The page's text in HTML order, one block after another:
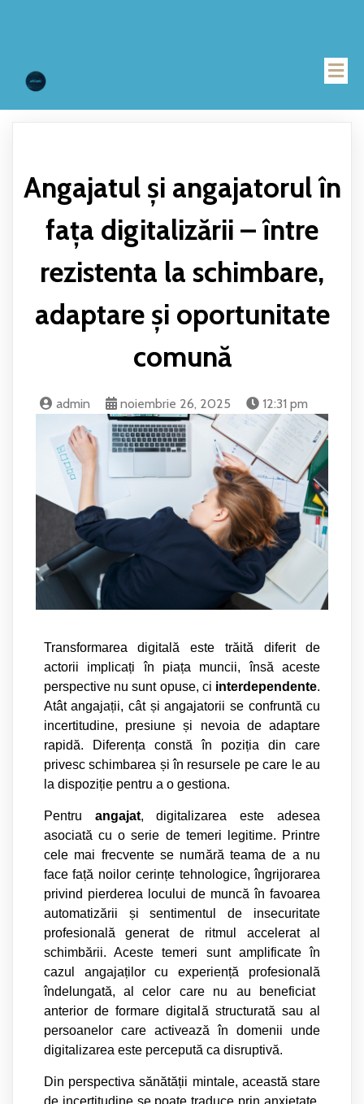
Angajatul și angajatorul în
fața digitalizării – între
rezistenta la schimbare,
adaptare și oportunitate
comună
admin noiembrie 26, 2025 12:31 pm
Transformarea digitală este trăită diferit de
actorii implicați în piața muncii, însă aceste
perspective nu sunt opuse, ci interdependente.
Atât angajații, cât și angajatorii se confruntă cu
incertitudine, presiuneși nevoia de adaptare
rapidă. Diferența constă în poziția din care
privesc schimbarea și în resursele pe care le au
la dispoziție pentru a o gestiona.
Pentru angajat, digitalizarea este adesea
asociată cu o serie de temeri legitime. Printre
cele mai frecvente se numără teama de a nu
face față noilor cerințe tehnologice, îngrijorarea
privind pierderea locului de muncă în favoarea
automatizării și sentimentul de insecuritate
profesional ă generat de ritmul accelerat al
schimbării. Aceste temeri sunt amplificate în
cazul angajaților cu experiență profesională
îndelungată, al celor care nu au beneficiat
anterior de formare digital ă structurată sau al
persoanelor care activează în domenii unde
digitalizarea este percepută ca disruptivă.
Din perspectiva sănătății mintale, această stare
de incertitudine se poate traduce prin anxietate,